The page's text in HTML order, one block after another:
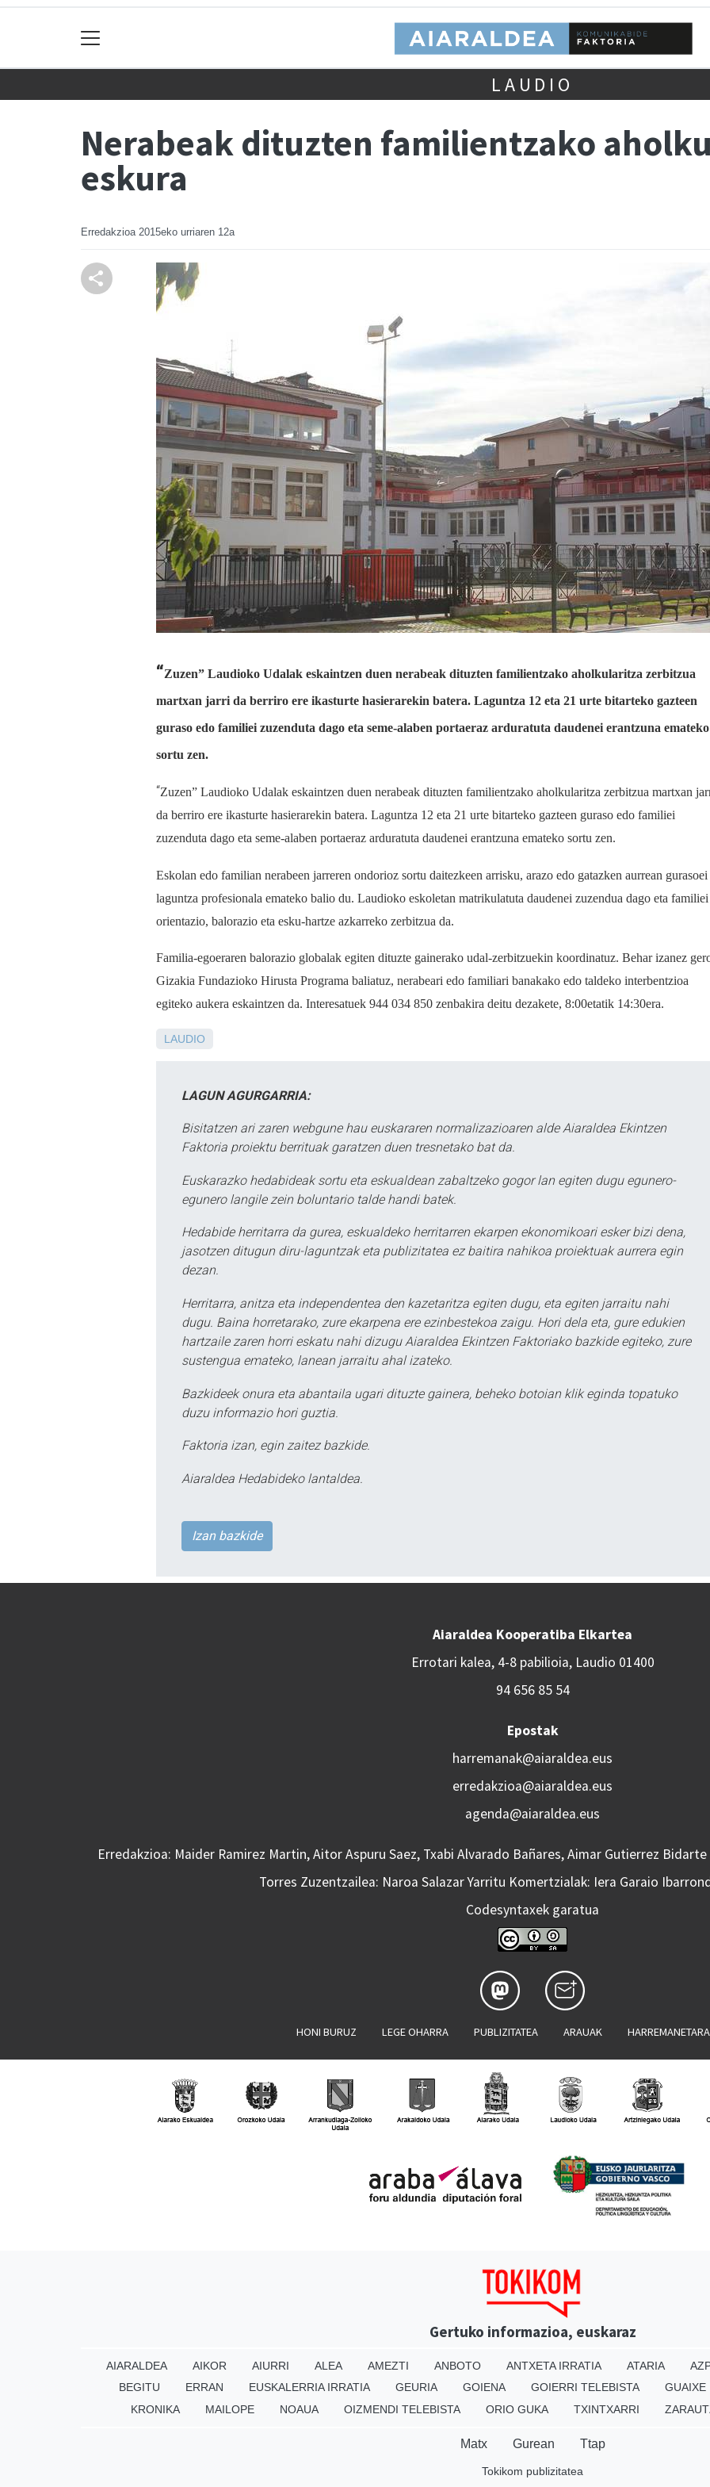
LAUDIO
Nerabeak dituzten familientzako
eskura
Erredakzioa 2015eko urriaren 12a
“Zuzen” Laudioko Udalak eskaintzen duen nerabeak dituzten familientzako aholkularitza zerbitzua
martxan jarri da berriro ere ikasturte hasierarekin batera. Laguntza 12 eta 21 urte bitarteko gazteen
guraso edo familiei zuzenduta dago eta seme-alaben portaeraz arduratuta daudenei erantzuna emateko
sortu zen.
“Zuzen” Laudioko Udalak eskaintzen duen nerabeak dituzten familientzako aholkularitza zerbitzua martxan
da berriro ere ikasturte hasierarekin batera. Laguntza 12 eta 21 urte bitarteko gazteen guraso edo familiei
zuzenduta dago eta seme-alaben portaeraz arduratuta daudenei erantzuna emateko sortu zen.
Eskolan edo familian nerabeen jarreren ondorioz sortu daitezkeen arrisku, arazo edo gatazken aurrean gurasoei
laguntza profesionala emateko balio du. Laudioko eskoletan matrikulatuta daudenei zuzendua dago eta familiei
orientazio, balorazio eta esku-hartze azkarreko zerbitzua da.
Familia-egoeraren balorazio globalak egiten dituzte gainerako udal-zerbitzuekin koordinatuz. Behar izanez
Gizakia Fundazioko Hirusta Programa baliatuz, nerabeari edo familiari banakako edo taldeko interbentzioa
egiteko aukera eskaintzen da. Interesatuek 944 034 850 zenbakira deitu dezakete, 8:00etatik 14:30era.
LAUDIO
LAGUN AGURGARRIA:
Bisitatzen ari zaren webgune hau euskararen normalizazioaren alde Aiaraldea Ekintzen
Faktoria proiektu berrituak garatzen duen tresnetako bat da.
Euskarazko hedabideak sortu eta eskualdean zabaltzeko gogor lan egiten dugu egunero-
egunero langile zein boluntario talde handi batek.
Hedabide herritarra da gurea, eskualdeko herritarren ekarpen ekonomikoari esker bizi dena,
jasotzen ditugun diru-laguntzak eta publizitatea ez baitira nahikoa proiektuak aurrera egin
dezan.
Herritarra, anitza eta independentea den kazetaritza egiten dugu, eta egiten jarraitu nahi
dugu. Baina horretarako, zure ekarpena ere ezinbestekoa zaigu. Hori dela eta, gure edukien
hartzaile zaren horri eskatu nahi dizugu Aiaraldea Ekintzen Faktoriako bazkide egiteko, zure
sustengua emateko, lanean jarraitu ahal izateko.
Bazkideek onura eta abantaila ugari dituzte gainera, beheko botoian klik eginda topatuko
duzu informazio hori guztia.
Faktoria izan, egin zaitez bazkide.
Aiaraldea Hedabideko lantaldea.
Izan bazkide
Aiaraldea Kooperatiba Elkartea
Errotari kalea, 4-8 pabilioia, Laudio 01400
94 656 85 54
Epostak
harremanak@aiaraldea.eus
erredakzioa@aiaraldea.eus
agenda@aiaraldea.eus
Erredakzioa: Maider Ramirez Martin, Aitor Aspuru Saez, Txabi Alvarado Bañares, Aimar Gutierrez
Torres Zuzentzailea: Naroa Salazar Yarritu Komertzialak: Iera Garaio
Codesyntaxek garatua
HONI BURUZ LEGE OHARRA PUBLIZITATEA ARAUAK
Gertuko informazioa, euskaraz
AIARALDEA AIKOR AIURRI ALEA AMEZTI ANBOTO ANTXETA IRRATIA ATARIA
BEGITU
ERRAN EUSKALERRIA IRRATIA GEURIA GOIENA GOIERRI TELEBISTA GUAIXE
KRONIKA
MAILOPE NOAUA OIZMENDI TELEBISTA ORIO GUKA TXINTXARRI
Matx Gurean Ttap
Tokikom publizitatea